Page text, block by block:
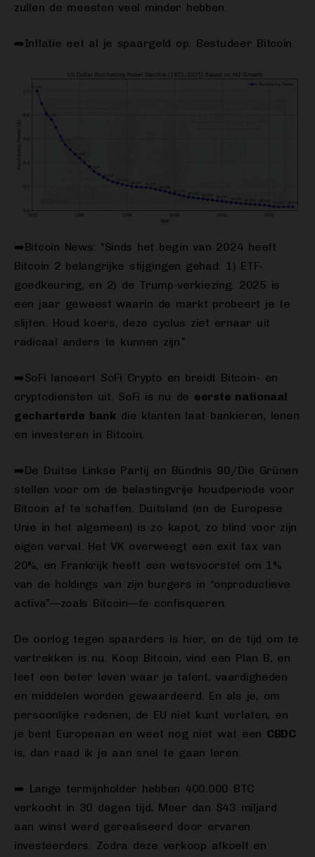
zullen de meesten veel minder hebben.
➡️Inflatie eet al je spaargeld op. Bestudeer Bitcoin.
➡️Bitcoin News: “Sinds het begin van 2024 heeft
Bitcoin 2 belangrijke stijgingen gehad: 1) ETF-
goedkeuring, en 2) de Trump-verkiezing. 2025 is
een jaar geweest waarin de markt probeert je te
slijten. Houd koers, deze cyclus ziet ernaar uit
radicaal anders te kunnen zijn.”
➡️SoFi lanceert SoFi Crypto en breidt Bitcoin- en
cryptodiensten uit. SoFi is nu de eerste nationaal
gecharterde bank die klanten laat bankieren, lenen
en investeren in Bitcoin.
➡️De Duitse Linkse Partij en Bündnis 90/Die Grünen
stellen voor om de belastingvrije houdperiode voor
Bitcoin af te schaffen. Duitsland (en de Europese
Unie in het algemeen) is zo kapot, zo blind voor zijn
eigen verval. Het VK overweegt een exit tax van
20%, en Frankrijk heeft een wetsvoorstel om 1%
van de holdings van zijn burgers in “onproductieve
activa”—zoals Bitcoin—te confisqueren.
De oorlog tegen spaarders is hier, en de tijd om te
vertrekken is nu. Koop Bitcoin, vind een Plan B, en
leef een beter leven waar je talent, vaardigheden
en middelen worden gewaardeerd. En als je, om
persoonlijke redenen, de EU niet kunt verlaten, en
je bent Europeaan en weet nog niet wat een CBDC
is, dan raad ik je aan snel te gaan leren.
➡️ Lange termijnholder hebben 400.000 BTC
verkocht in 30 dagen tijd. Meer dan $43 miljard
aan winst werd gerealiseerd door ervaren
investeerders. Zodra deze verkoop afkoelt en